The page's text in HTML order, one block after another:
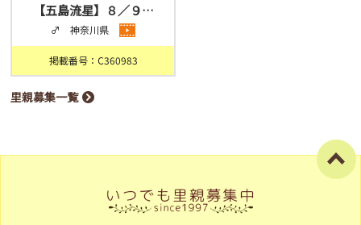
【五島流星】８／９…
♂ 神奈川県
掲載番号：C360983
里親募集一覧